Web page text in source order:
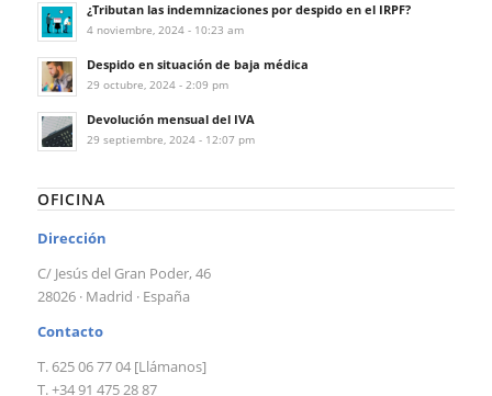
¿Tributan las indemnizaciones por despido en el IRPF?
4 noviembre, 2024 - 10:23 am
Despido en situación de baja médica
29 octubre, 2024 - 2:09 pm
Devolución mensual del IVA
29 septiembre, 2024 - 12:07 pm
OFICINA
Dirección
C/ Jesús del Gran Poder, 46
28026 · Madrid · España
Contacto
T. 625 06 77 04 [Llámanos]
T. +34 91 475 28 87